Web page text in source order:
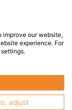
improve our website,
experience. For
adjust